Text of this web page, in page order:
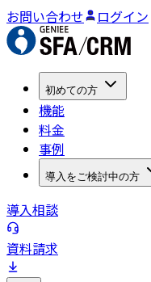
お問い合わせ ログイン
初めての方
機能
料金
事例
導入をご検討中の方
導入相談
資料請求